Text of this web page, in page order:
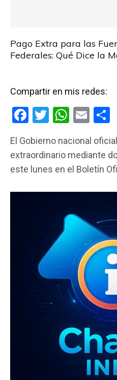
Pago Extra para las
Federales: Qué Dice la
Compartir en mis redes:
F
ce
b
o
T
tt
er
W
at
s
p
p
E
ail
El Gobierno nacional
extraordinario mediante
este lunes en el Boletín